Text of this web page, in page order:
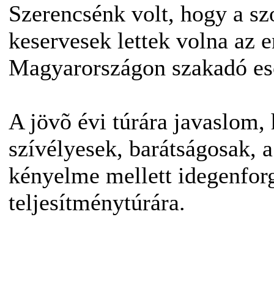
Szerencsénk volt, hogy a
keservesek lettek volna az
Magyarországon szakadó
A jövõ évi túrára
szívélyesek, barátságosak,
kényelme mellett
teljesítménytúrára.